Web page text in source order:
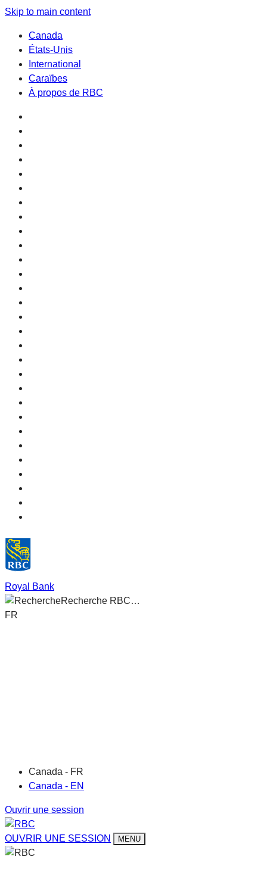
Skip to main content
Canada
États-Unis
International
Caraïbes
À propos de RBC
Royal Bank
Recherche RBC…
FR
Canada - FR
Canada - EN
Ouvrir une session
OUVRIR UNE SESSION MENU